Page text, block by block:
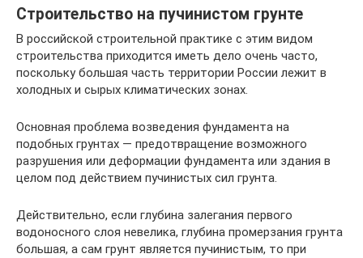
Строительство на пучинистом грунте
В российской строительной практике с этим видом
строительства приходится иметь дело очень часто,
поскольку большая часть территории России лежит в
холодных и сырых климатических зонах.
Основная проблема возведения фундамента на
подобных грунтах — предотвращение возможного
разрушения или деформации фундамента или здания в
целом под действием пучинистых сил грунта.
Действительно, если глубина залегания первого
водоносного слоя невелика, глубина промерзания грунта
большая, а сам грунт является пучинистым, то при